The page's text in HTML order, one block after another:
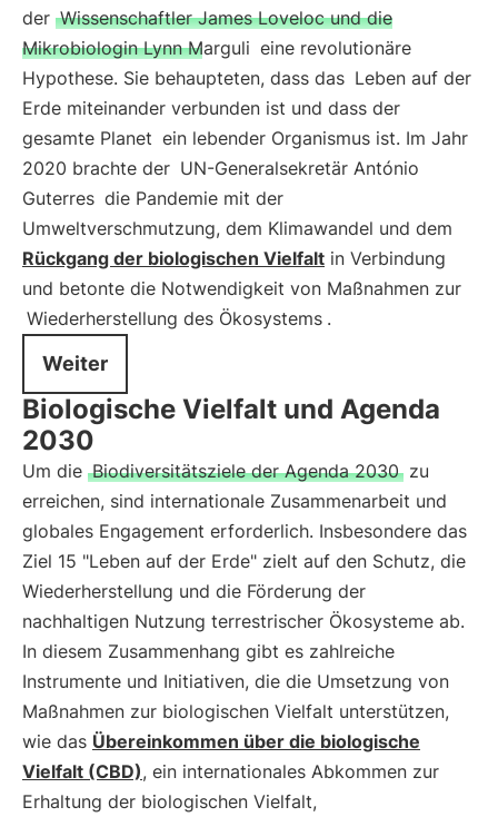
der Wissenschaftler James Loveloc und die
Mikrobiologin Lynn Marguli eine revolutionäre
Hypothese. Sie behaupteten, dass das Leben auf der
Erde miteinander verbunden ist und dass der
gesamte Planet ein lebender Organismus ist. Im Jahr
2020 brachte der UN-Generalsekretär António
Guterres die Pandemie mit der
Umweltverschmutzung, dem Klimawandel und dem
Rückgang der biologischen Vielfalt in Verbindung
und betonte die Notwendigkeit von Maßnahmen zur
Wiederherstellung des Ökosystems .
Weiter
Biologische Vielfalt und Agenda
2030
Um die Biodiversitätsziele der Agenda 2030 zu
erreichen, sind internationale Zusammenarbeit und
globales Engagement erforderlich. Insbesondere das
Ziel 15 "Leben auf der Erde" zielt auf den Schutz, die
Wiederherstellung und die Förderung der
nachhaltigen Nutzung terrestrischer Ökosysteme ab.
In diesem Zusammenhang gibt es zahlreiche
Instrumente und Initiativen, die die Umsetzung von
Maßnahmen zur biologischen Vielfalt unterstützen,
wie das Übereinkommen über die biologische
Vielfalt (CBD), ein internationales Abkommen zur
Erhaltung der biologischen Vielfalt,